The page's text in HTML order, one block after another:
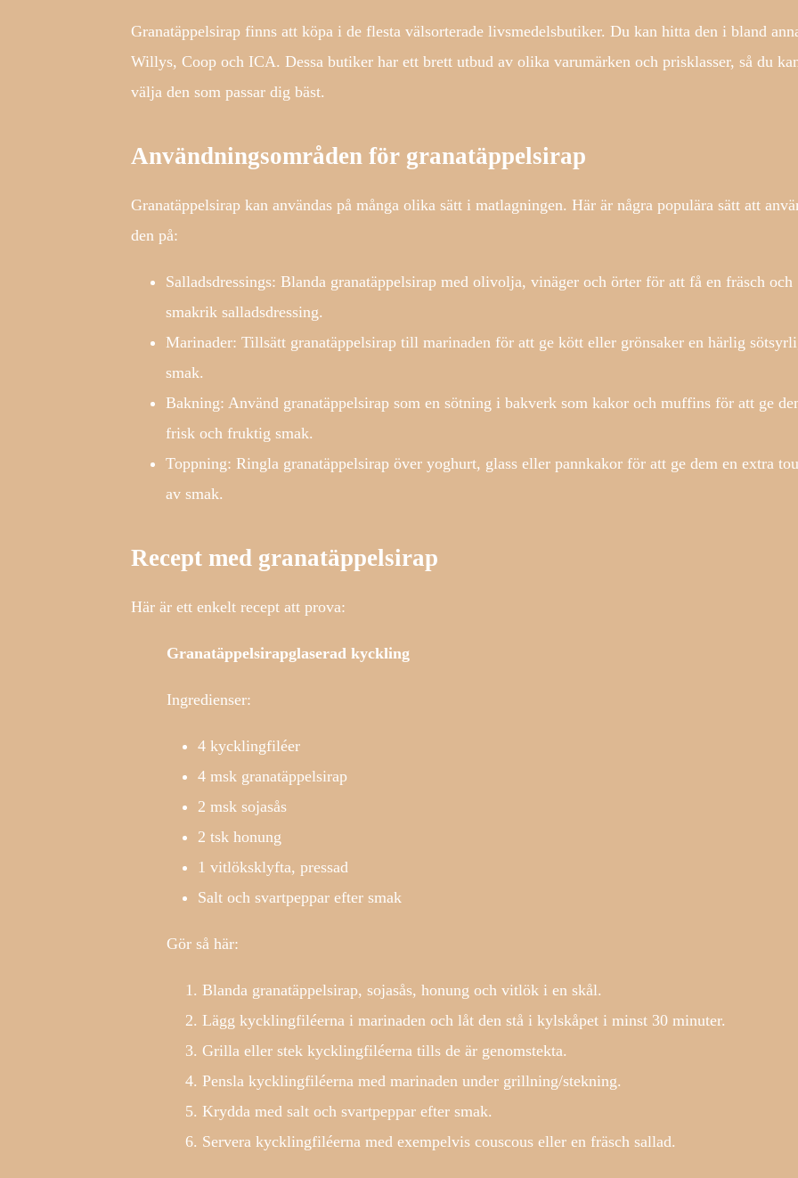
Granatäppelsirap finns att köpa i de flesta välsorterade livsmedelsbutiker. Du kan hitta den i bland
Willys, Coop och ICA. Dessa butiker har ett brett utbud av olika varumärken och prisklasser, så du
välja den som passar dig bäst.
Användningsområden för granatäppelsirap
Granatäppelsirap kan användas på många olika sätt i matlagningen. Här är några populära sätt att
den på:
Salladsdressings: Blanda granatäppelsirap med olivolja, vinäger och örter för att få en fräsch och
smakrik salladsdressing.
Marinader: Tillsätt granatäppelsirap till marinaden för att ge kött eller grönsaker en härlig
smak.
Bakning: Använd granatäppelsirap som en sötning i bakverk som kakor och muffins för att ge
frisk och fruktig smak.
Toppning: Ringla granatäppelsirap över yoghurt, glass eller pannkakor för att ge dem en extra
av smak.
Recept med granatäppelsirap
Här är ett enkelt recept att prova:
Granatäppelsirapglaserad kyckling
Ingredienser:
4 kycklingfiléer
4 msk granatäppelsirap
2 msk sojasås
2 tsk honung
1 vitlöksklyfta, pressad
Salt och svartpeppar efter smak
Gör så här:
Blanda granatäppelsirap, sojasås, honung och vitlök i en skål.
Lägg kycklingfiléerna i marinaden och låt den stå i kylskåpet i minst 30 minuter.
Grilla eller stek kycklingfiléerna tills de är genomstekta.
Pensla kycklingfiléerna med marinaden under grillning/stekning.
Krydda med salt och svartpeppar efter smak.
Servera kycklingfiléerna med exempelvis couscous eller en fräsch sallad.